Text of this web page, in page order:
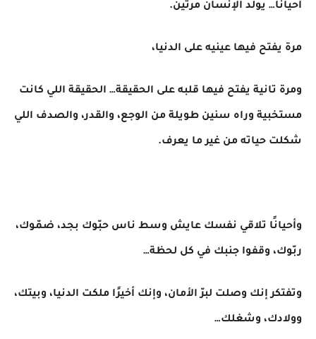
أحيانًا… يولد الإنسان مرتين.
مرة يفتح فيها عينيه على الدنيا،
ومرة تانية يفتح فيها قلبه على الحقيقة… الحقيقة اللي كانت
مستخبية وراه سنين طويلة من الوجع، والقدر، والصدف اللي
شكلت حياته من غير ما يعرف.
وأحيانًا تلاقي نفسك عايش وسط ناس حبّوك بجد، ضمّوك،
ربّوك، وقفوا جنبك في كل لحظة…
وتفتكر إنك وصلت لبرّ الأمان، وإنك أخيرًا ملكت الدنيا، وبيتك،
وولادك، وشغلك…